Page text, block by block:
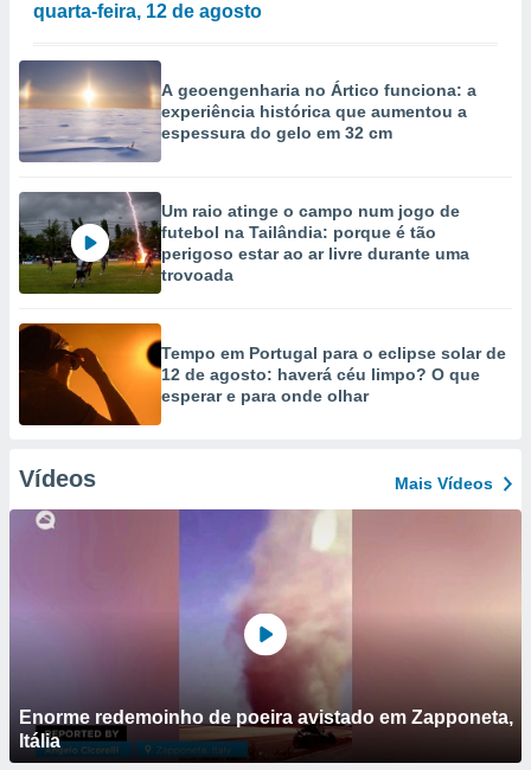
quarta-feira, 12 de agosto
A geoengenharia no Ártico funciona: a
experiência histórica que aumentou a
espessura do gelo em 32 cm
Um raio atinge o campo num jogo de
futebol na Tailândia: porque é tão
perigoso estar ao ar livre durante uma
trovoada
Tempo em Portugal para o eclipse solar de
12 de agosto: haverá céu limpo? O que
esperar e para onde olhar
Vídeos Mais Vídeos
Enorme redemoinho de poeira avistado em Zapponeta,
Itália